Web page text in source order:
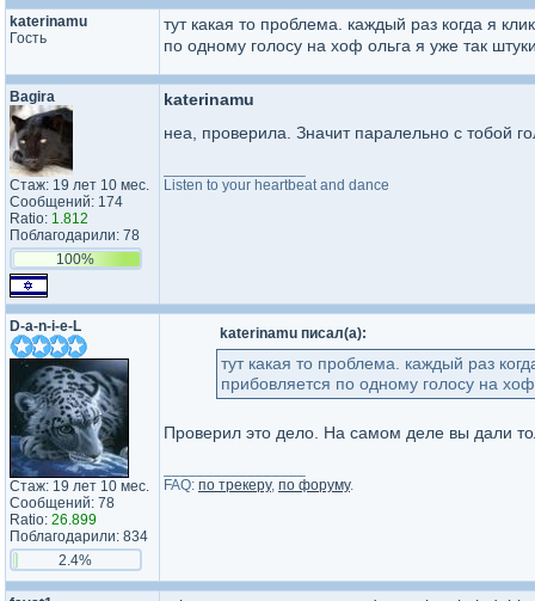
katerinamu
Гость
тут какая то проблема. каждый раз когда я
по одному голосу на хоф ольга я уже так
Bagira
Стаж: 19 лет 10 мес.
Сообщений: 174
Ratio: 1.812
Поблагодарили: 78
100%
katerinamu
неа, проверила. Значит паралельно с тобой
Listen to your heartbeat and dance
D-a-n-i-e-L
Стаж: 19 лет 10 мес.
Сообщений: 78
Ratio: 26.899
Поблагодарили: 834
2.4%
katerinamu писал(а):
тут какая то проблема. каждый раз
прибовляется по одному голосу на
Проверил это дело. На самом деле вы дали
FAQ: по трекеру, по форуму.